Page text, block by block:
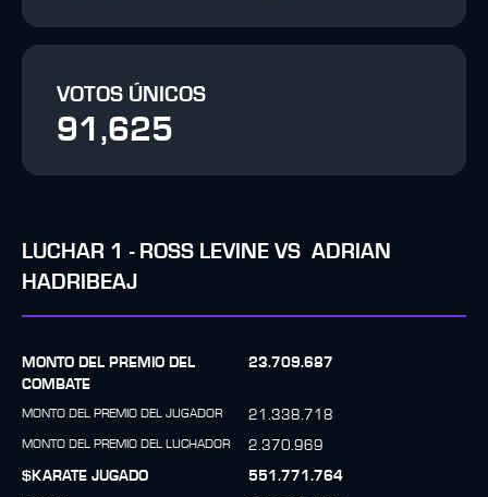
VOTOS ÚNICOS
91,625
LUCHAR 1 - ROSS LEVINE VS ADRIAN
HADRIBEAJ
MONTO DEL PREMIO DEL
COMBATE
23.709.687
MONTO DEL PREMIO DEL JUGADOR 21.338.718
MONTO DEL PREMIO DEL LUCHADOR
2.370.969
$KARATE JUGADO
551.771.764